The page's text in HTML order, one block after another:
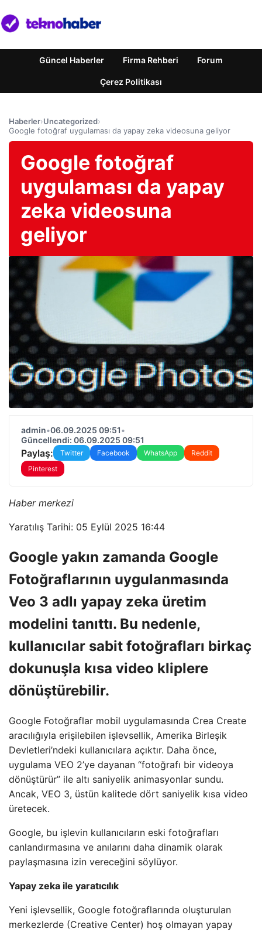
Güncel Haberler Firma Rehberi Forum
Çerez Politikası
Haberler›Uncategorized›
Google fotoğraf uygulaması da yapay zeka videosuna geliyor
Google fotoğraf
uygulaması da yapay
zeka videosuna
geliyor
admin•06.09.2025 09:51•
Güncellendi: 06.09.2025 09:51
Paylaş: Twitter Facebook WhatsApp
Reddit
Pinterest
Haber merkezi
Yaratılış Tarihi: 05 Eylül 2025 16:44
Google yakın zamanda Google
Fotoğraflarının uygulanmasında
Veo 3 adlı yapay zeka üretim
modelini tanıttı. Bu nedenle,
kullanıcılar sabit fotoğrafları birkaç
dokunuşla kısa video kliplere
dönüştürebilir.
Google Fotoğraflar mobil uygulamasında Crea Create
aracılığıyla erişilebilen işlevsellik, Amerika Birleşik
Devletleri’ndeki kullanıcılara açıktır. Daha önce,
uygulama VEO 2’ye dayanan “fotoğrafı bir videoya
dönüştürür” ile altı saniyelik animasyonlar sundu.
Ancak, VEO 3, üstün kalitede dört saniyelik kısa video
üretecek.
Google, bu işlevin kullanıcıların eski fotoğrafları
canlandırmasına ve anılarını daha dinamik olarak
paylaşmasına izin vereceğini söylüyor.
Yapay zeka ile yaratıcılık
Yeni işlevsellik, Google fotoğraflarında oluşturulan
merkezlerde (Creative Center) hoş olmayan yapay